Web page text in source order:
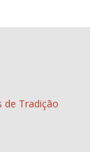
Tradição